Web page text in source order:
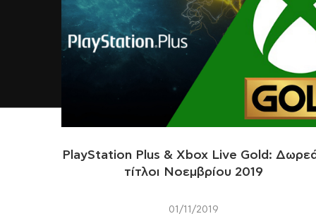
PlayStation Plus & Xbox Live Gold:
τίτλοι Νοεμβρίου 2019
01/11/2019